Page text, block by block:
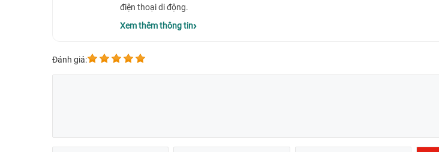
điện thoại di động.
Xem thêm thông tin
Đánh giá: